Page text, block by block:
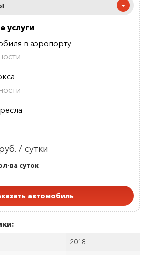
услуги
в аэропорту
руб. / сутки
ва суток
автомобиль
2018